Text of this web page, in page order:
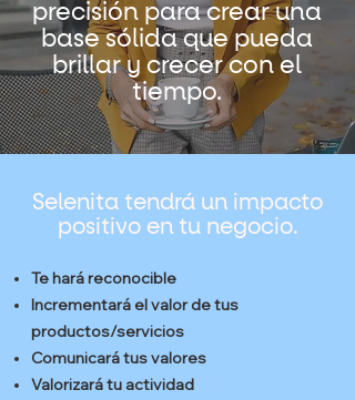
precisión para crear una
base sólida que pueda
brillar y crecer con el
tiempo.
Selenita tendrá un impacto
positivo en tu negocio.
Te hará reconocible
Incrementará el valor de tus
productos/servicios
Comunicará tus valores
Valorizará tu actividad